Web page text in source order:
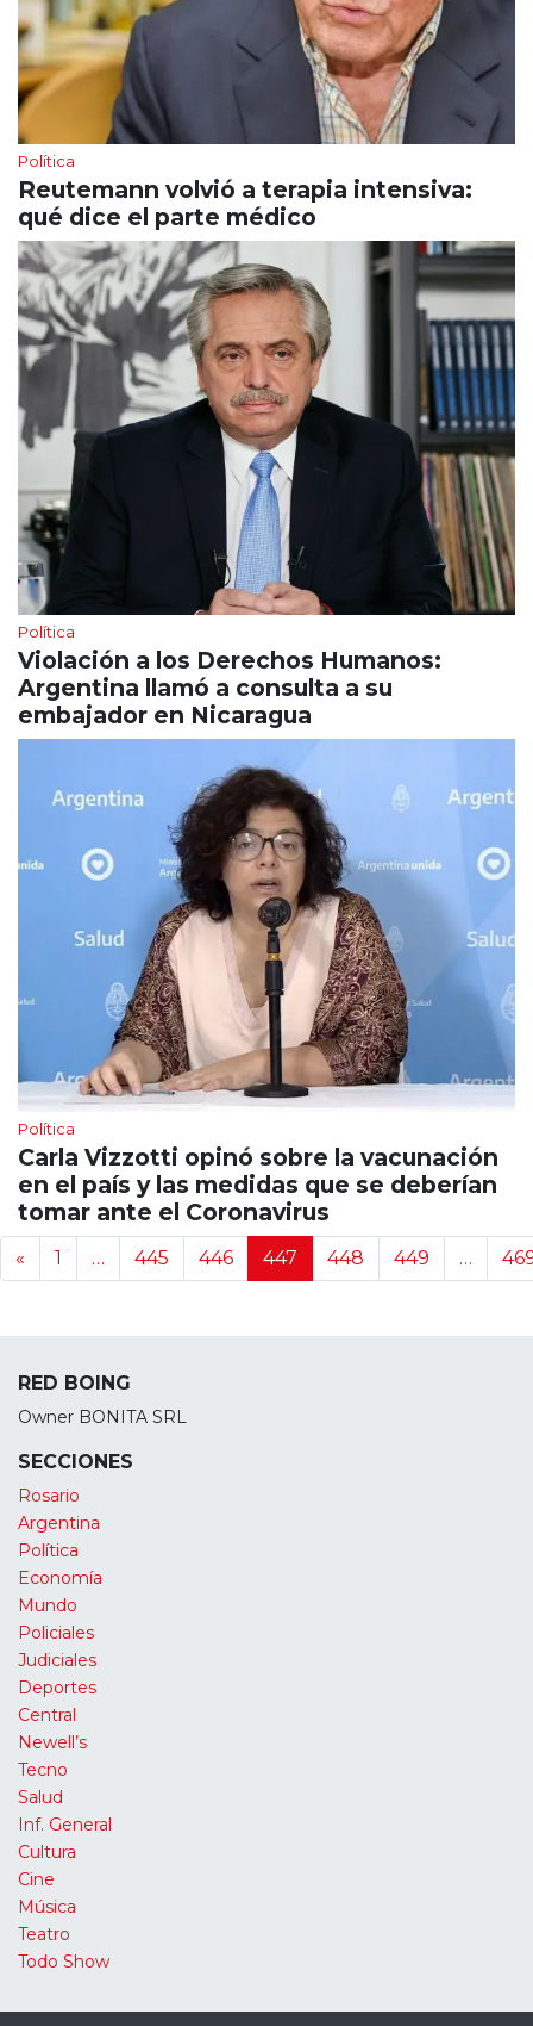
Política
Reutemann volvió a terapia intensiva:
qué dice el parte médico
Política
Violación a los Derechos Humanos:
Argentina llamó a consulta a su
embajador en Nicaragua
Política
Carla Vizzotti opinó sobre la vacunación
en el país y las medidas que se deberían
tomar ante el Coronavirus
Navegación de noticias
« 1 … 445 446 447 448 449 …
RED BOING
Owner BONITA SRL
SECCIONES
Rosario
Argentina
Política
Economía
Mundo
Policiales
Judiciales
Deportes
Central
Newell’s
Tecno
Salud
Inf. General
Cultura
Cine
Música
Teatro
Todo Show